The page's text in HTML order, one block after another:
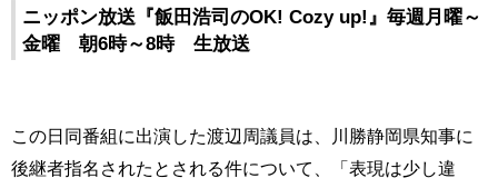
ニッポン放送『飯田浩司のOK! Cozy up!』毎週月曜～
金曜 朝6時～8時 生放送
この日同番組に出演した渡辺周議員は、川勝静岡県知事に
後継者指名されたとされる件について、「表現は少し違